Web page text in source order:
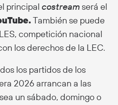
principal costreamserá el
También se puede
competición nacional
los derechos de la LEC.
los partidos de los
2026 arrancan a las
un sábado, domingo o